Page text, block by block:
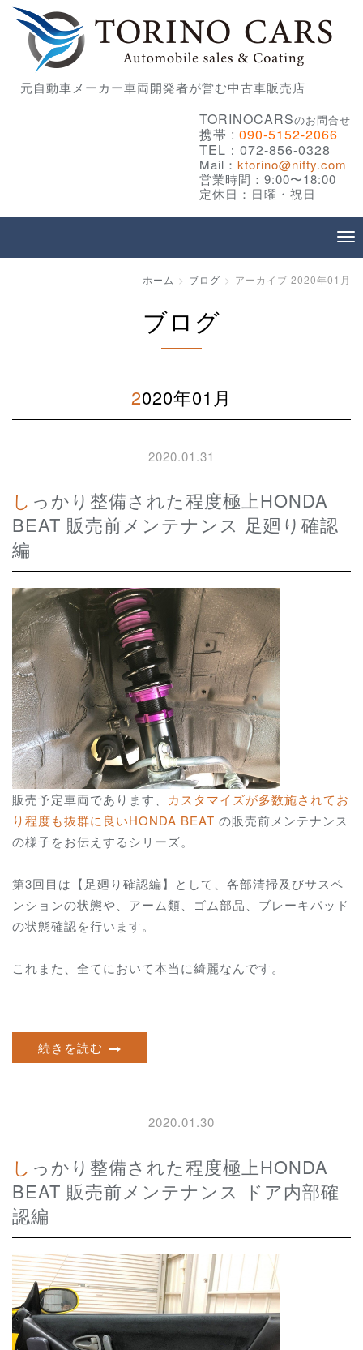
元自動車メーカー車両開発者が営む中古車販売店
TORINOCARSのお問合せ
携帯 : 090-5152-2066
TEL：072-856-0328
Mail： ktorino@nifty.com
営業時間：9:00〜18:00
定休日：日曜・祝日
ホーム ブログ アーカイブ 2020年01月
ブログ
2020年01月
2020.01.31
しっかり整備された程度極上HONDA
BEAT 販売前メンテナンス 足廻り確認
編
販売予定車両であります、 カスタマイズが多数施されてお
り程度も抜群に良いHONDA BEAT の販売前メンテナンス
の様子をお伝えするシリーズ。
第3回目は【足廻り確認編】として、各部清掃及びサスペ
ンションの状態や、アーム類、ゴム部品、ブレーキパッド
の状態確認を行います。
これまた、全てにおいて本当に綺麗なんです。
続きを読む
2020.01.30
しっかり整備された程度極上HONDA
BEAT 販売前メンテナンス ドア内部確
認編